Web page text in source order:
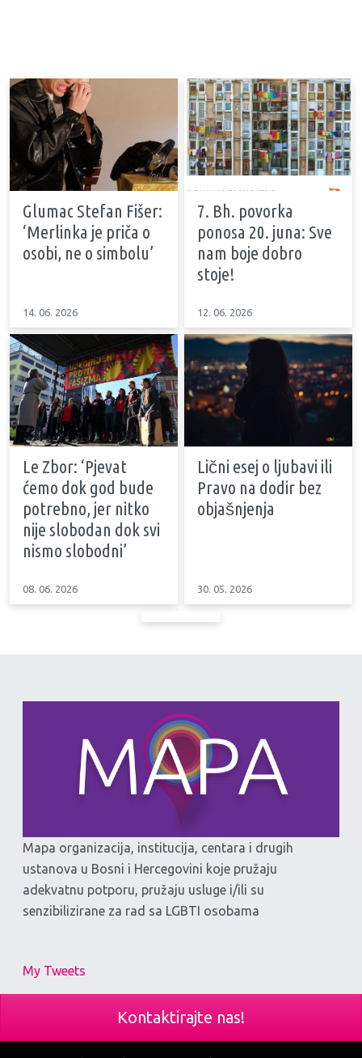
Glumac Stefan Fišer:
‘Merlinka je priča o
osobi, ne o simbolu’
14. 06. 2026
7. Bh. povorka
ponosa 20. juna: Sve
nam boje dobro
stoje!
12. 06. 2026
Le Zbor: ‘Pjevat
ćemo dok god bude
potrebno, jer nitko
nije slobodan dok svi
nismo slobodni’
08. 06. 2026
Lični esej o ljubavi ili
Pravo na dodir bez
objašnjenja
30. 05. 2026
Mapa organizacija, institucija, centara i drugih
ustanova u Bosni i Hercegovini koje pružaju
adekvatnu potporu, pružaju usluge i/ili su
senzibilizirane za rad sa LGBTI osobama
My Tweets
Kontaktirajte nas!